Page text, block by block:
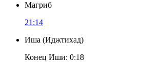
Магриб
21:14
Иша (Иджтихад)
Конец Иши: 0:18